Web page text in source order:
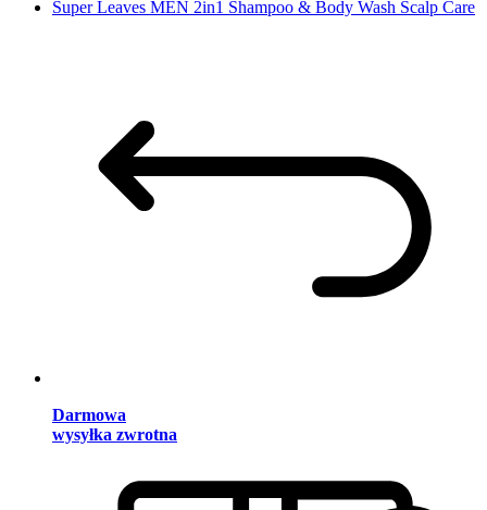
Super Leaves MEN 2in1 Shampoo & Body Wash Scalp Care
Darmowa
wysyłka zwrotna